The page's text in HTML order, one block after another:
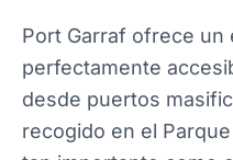
Port Garraf ofrece un
perfectamente
desde puertos
recogido en el